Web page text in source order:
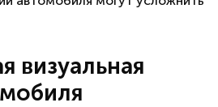
визуальная